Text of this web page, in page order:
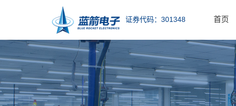
证券代码：301348 首页